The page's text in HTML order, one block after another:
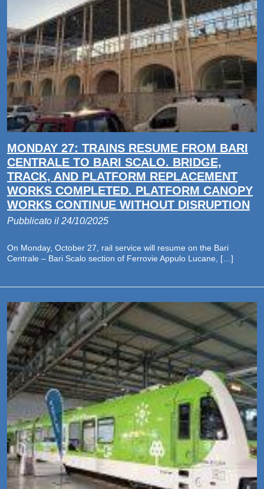
MONDAY 27: TRAINS RESUME FROM BARI
CENTRALE TO BARI SCALO. BRIDGE,
TRACK, AND PLATFORM REPLACEMENT
WORKS COMPLETED. PLATFORM CANOPY
WORKS CONTINUE WITHOUT DISRUPTION
Pubblicato il 24/10/2025
On Monday, October 27, rail service will resume on the Bari
Centrale – Bari Scalo section of Ferrovie Appulo Lucane, […]